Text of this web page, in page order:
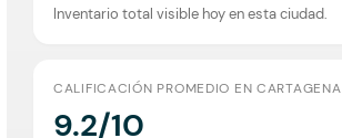
Inventario total visible hoy en esta ciudad.
CALIFICACIÓN PROMEDIO EN CARTAGENA
9.2/10